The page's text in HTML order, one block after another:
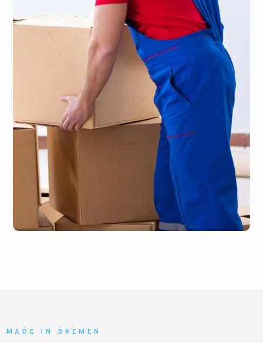
MADE IN BREMEN